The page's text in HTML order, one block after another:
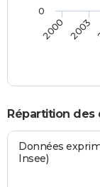
2000 2003
0
Répartition des
Données
Insee)